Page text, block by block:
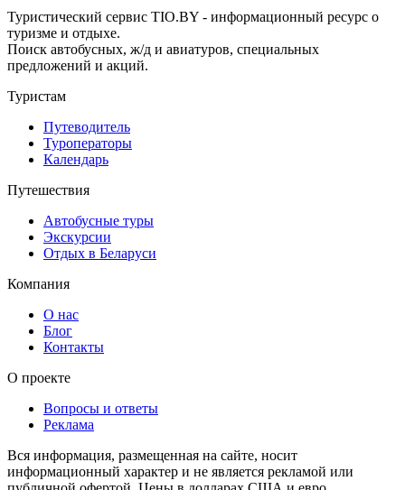
Туристический сервис TIO.BY - информационный ресурс о
туризме и отдыхе.
Поиск автобусных, ж/д и авиатуров, специальных
предложений и акций.
Туристам
Путеводитель
Туроператоры
Календарь
Путешествия
Автобусные туры
Экскурсии
Отдых в Беларуси
Компания
О нас
Блог
Контакты
О проекте
Вопросы и ответы
Реклама
Вся информация, размещенная на сайте, носит
информационный характер и не является рекламой или